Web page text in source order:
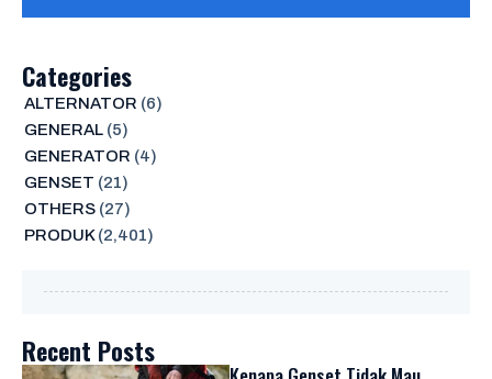
Categories
ALTERNATOR (6)
GENERAL(5)
GENERATOR (4)
GENSET (21)
OTHERS(27)
PRODUK(2,401)
Recent Posts